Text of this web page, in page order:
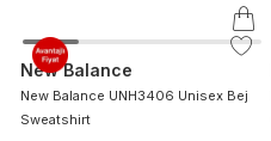
New Balance
New Balance UNH3406 Unisex Bej
Sweatshirt